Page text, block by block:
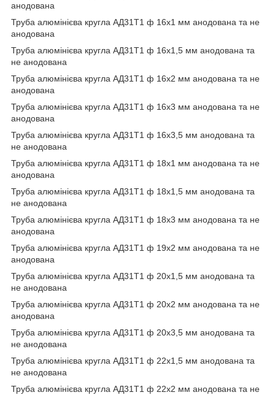
анодована
Труба алюмінієва кругла АД31Т1 ф 16х1 мм анодована та не
анодована
Труба алюмінієва кругла АД31Т1 ф 16х1,5 мм анодована та
не анодована
Труба алюмінієва кругла АД31Т1 ф 16х2 мм анодована та не
анодована
Труба алюмінієва кругла АД31Т1 ф 16х3 мм анодована та не
анодована
Труба алюмінієва кругла АД31Т1 ф 16х3,5 мм анодована та
не анодована
Труба алюмінієва кругла АД31Т1 ф 18х1 мм анодована та не
анодована
Труба алюмінієва кругла АД31Т1 ф 18х1,5 мм анодована та
не анодована
Труба алюмінієва кругла АД31Т1 ф 18х3 мм анодована та не
анодована
Труба алюмінієва кругла АД31Т1 ф 19х2 мм анодована та не
анодована
Труба алюмінієва кругла АД31Т1 ф 20х1,5 мм анодована та
не анодована
Труба алюмінієва кругла АД31Т1 ф 20х2 мм анодована та не
анодована
Труба алюмінієва кругла АД31Т1 ф 20х3,5 мм анодована та
не анодована
Труба алюмінієва кругла АД31Т1 ф 22х1,5 мм анодована та
не анодована
Труба алюмінієва кругла АД31Т1 ф 22х2 мм анодована та не